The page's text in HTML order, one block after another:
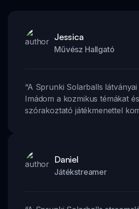
Jessica
Művész Hallgató
“A Sprunki Solarballs
Imádom a kozmikus témákat
szórakoztató játékmenettel
Daniel
Játékstreamer